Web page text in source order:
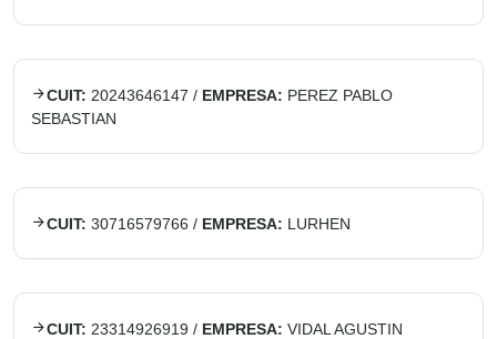
CUIT: 20243646147 / EMPRESA: PEREZ PABLO
SEBASTIAN
CUIT: 30716579766 / EMPRESA: LURHEN
CUIT: 23314926919 / EMPRESA: VIDAL AGUSTIN